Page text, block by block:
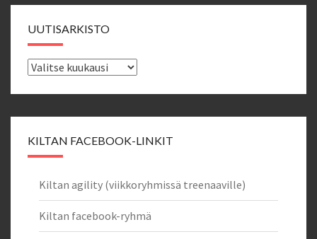
UUTISARKISTO
Uutisarkisto
KILTAN FACEBOOK-LINKIT
Kiltan agility (viikkoryhmissä treenaaville)
Kiltan facebook-ryhmä